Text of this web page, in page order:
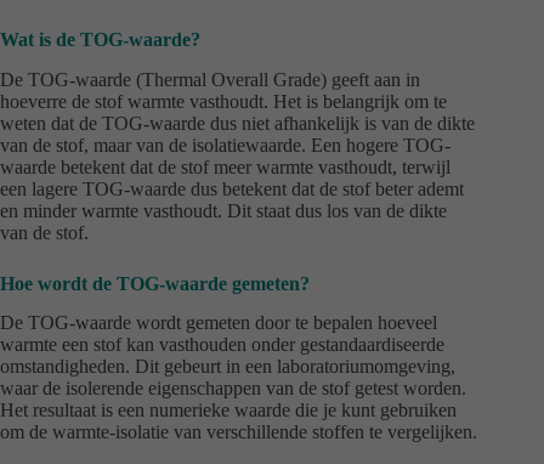
Wat is de TOG-waarde?
De TOG-waarde (Thermal Overall Grade) geeft aan in
hoeverre de stof warmte vasthoudt. Het is belangrijk om te
weten dat de TOG-waarde dus niet afhankelijk is van de dikte
van de stof, maar van de isolatiewaarde. Een hogere TOG-
waarde betekent dat de stof meer warmte vasthoudt, terwijl
een lagere TOG-waarde dus betekent dat de stof beter ademt
en minder warmte vasthoudt. Dit staat dus los van de dikte
van de stof.
Hoe wordt de TOG-waarde gemeten?
De TOG-waarde wordt gemeten door te bepalen hoeveel
warmte een stof kan vasthouden onder gestandaardiseerde
omstandigheden. Dit gebeurt in een laboratoriumomgeving,
waar de isolerende eigenschappen van de stof getest worden.
Het resultaat is een numerieke waarde die je kunt gebruiken
om de warmte-isolatie van verschillende stoffen te vergelijken.